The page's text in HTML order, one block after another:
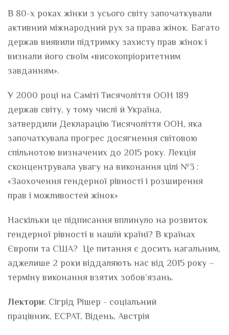
В 80-х роках жiнки з усього свiту започаткували
активний мiжнародний рух за права жiнок. Багато
держав виявили пiдтримку захисту прав жiнок i
визнали його своїм «високопріоритетним
завданням».
У 2000 році на Саміті Тисячоліття ООН 189
держав світу, у тому числі й Україна,
затвердили Декларацію Тисячоліття ООН, яка
започаткувала прогрес досягнення світовою
спільнотою визначених до 2015 року. Лекція
сконцентрувала увагу на виконання цілі №3 :
«Заохочення гендерної рівності і розширення
прав і можливостей жінок»
Наскiльки це підписання вплинуло на розвиток
гендерної рiвностi в нашiй країнi? В країнах
Європи та США? Це питання є досить нагальним,
аджелише 2 роки віддаляють нас від 2015 року –
терміну виконання взятих зобов’язань.
Лектори: Сігрід Рішер - соціальний
працівник, ECPAT, Відень, Австрія